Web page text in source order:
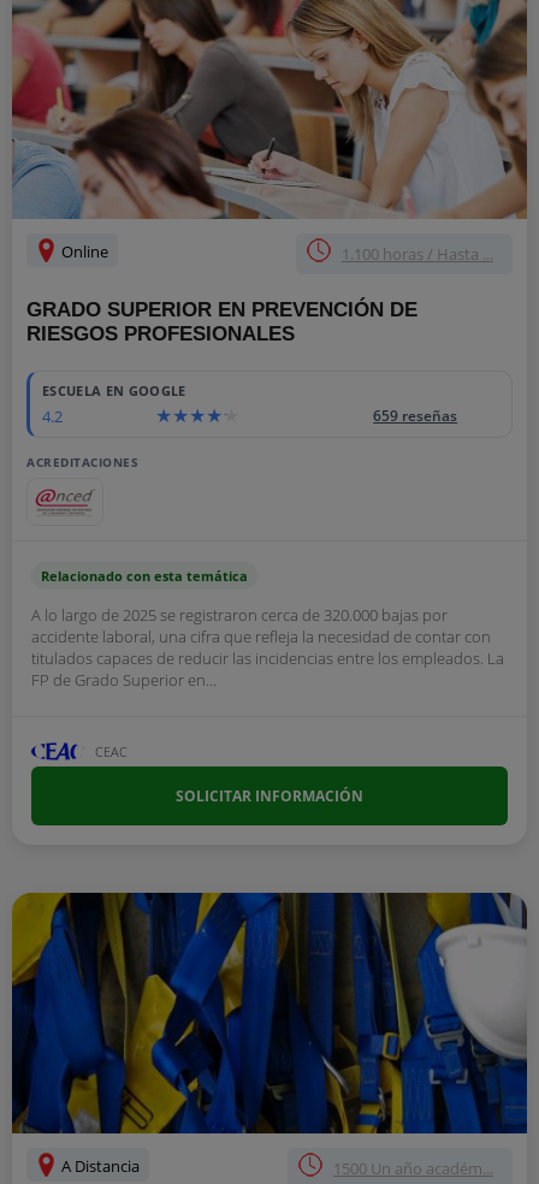
Online 1.100 horas / Hasta ...
GRADO SUPERIOR EN PREVENCIÓN DE
RIESGOS PROFESIONALES
ESCUELA EN GOOGLE
4.2 659 reseñas
ACREDITACIONES
Relacionado con esta temática
A lo largo de 2025 se registraron cerca de 320.000 bajas por
accidente laboral, una cifra que refleja la necesidad de contar con
titulados capaces de reducir las incidencias entre los empleados. La
FP de Grado Superior en...
CEAC
SOLICITAR INFORMACIÓN
A Distancia 1500 Un año académ...